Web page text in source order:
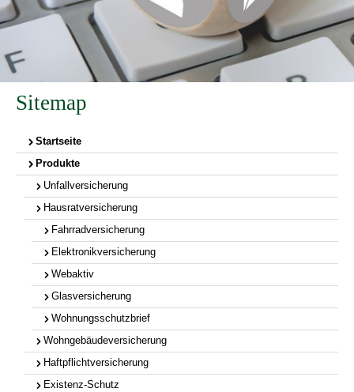
Sitemap
Startseite
Produkte
Unfallversicherung
Hausratversicherung
Fahrradversicherung
Elektronikversicherung
Webaktiv
Glasversicherung
Wohnungsschutzbrief
Wohngebäudeversicherung
Haftpflichtversicherung
Existenz-Schutz